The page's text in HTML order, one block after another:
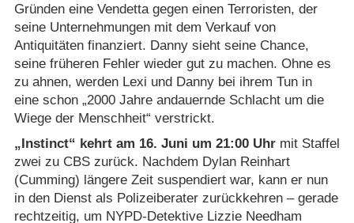
Gründen eine Vendetta gegen einen Terroristen, der
seine Unternehmungen mit dem Verkauf von
Antiquitäten finanziert. Danny sieht seine Chance,
seine früheren Fehler wieder gut zu machen. Ohne es
zu ahnen, werden Lexi und Danny bei ihrem Tun in
eine schon „2000 Jahre andauernde Schlacht um die
Wiege der Menschheit“ verstrickt.
„Instinct“ kehrt am 16. Juni um 21:00 Uhrmit Staffel
zwei zu CBS zurück. Nachdem Dylan Reinhart
(Cumming) längere Zeit suspendiert war, kann er nun
in den Dienst als Polizeiberater zurückkehren – gerade
rechtzeitig, um NYPD-Detektive Lizzie Needham